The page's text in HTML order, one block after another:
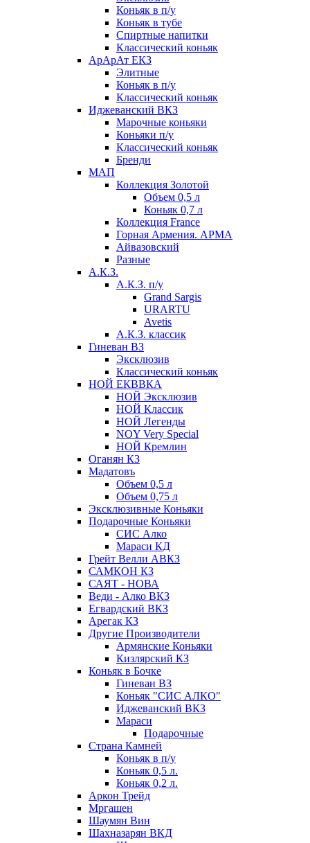
Коньяк в п/у
Коньяк в тубе
Спиртные напитки
Классический коньяк
АрАрАт ЕКЗ
Элитные
Коньяк в п/у
Классический коньяк
Иджеванский ВКЗ
Марочные коньяки
Коньяки п/у
Классический коньяк
Бренди
МАП
Коллекция Золотой
Объем 0,5 л
Коньяк 0,7 л
Коллекция France
Горная Армения. АРМА
Айвазовский
Разные
А.К.З.
А.К.З. п/у
Grand Sargis
URARTU
Avetis
А.К.З. классик
Гиневан ВЗ
Эксклюзив
Классический коньяк
НОЙ ЕКВВКА
НОЙ Эксклюзив
НОЙ Классик
НОЙ Легенды
NOY Very Speсial
НОЙ Кремлин
Оганян КЗ
Мадатовъ
Объем 0,5 л
Объем 0,75 л
Эксклюзивные Коньяки
Подарочные Коньяки
СИС Алко
Мараси КД
Грейт Велли АВКЗ
САМКОН КЗ
САЯТ - НОВА
Веди - Алко ВКЗ
Егвардский ВКЗ
Арегак КЗ
Другие Производители
Армянские Коньяки
Кизлярский КЗ
Коньяк в Бочке
Гиневан ВЗ
Коньяк "СИС АЛКО"
Иджеванский ВКЗ
Мараси
Подарочные
Страна Камней
Коньяк в п/у
Коньяк 0,5 л.
Коньяк 0,2 л.
Аркон Трейд
Мргашен
Шаумян Вин
Шахназарян ВКД